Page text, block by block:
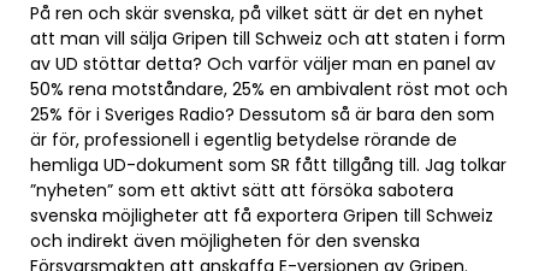
På ren och skär svenska, på vilket sätt är det en nyhet
att man vill sälja Gripen till Schweiz och att staten i form
av UD stöttar detta? Och varför väljer man en panel av
50% rena motståndare, 25% en ambivalent röst mot och
25% för i Sveriges Radio? Dessutom så är bara den som
är för, professionell i egentlig betydelse rörande de
hemliga UD-dokument som SR fått tillgång till. Jag tolkar
”nyheten” som ett aktivt sätt att försöka sabotera
svenska möjligheter att få exportera Gripen till Schweiz
och indirekt även möjligheten för den svenska
Försvarsmakten att anskaffa E-versionen av Gripen.